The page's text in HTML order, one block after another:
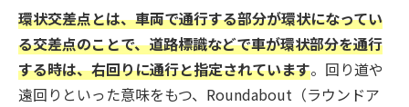
環状交差点とは、車両で通行する部分が環状になってい
る交差点のことで、道路標識などで車が環状部分を通行
する時は、右回りに通行と指定されています。回り道や
遠回りといった意味をもつ、Roundabout（ラウンドア